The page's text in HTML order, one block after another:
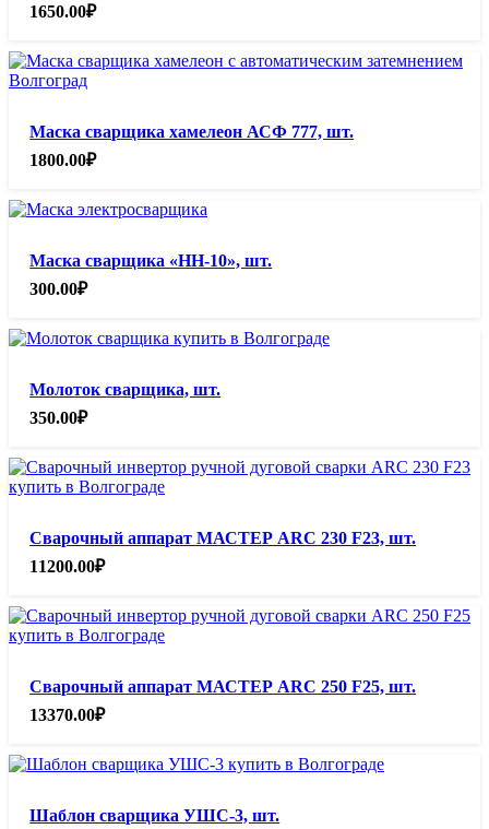
1650.00₽
Маска сварщика хамелеон АСФ 777, шт.
1800.00₽
Маска сварщика «НН-10», шт.
300.00₽
Молоток сварщика, шт.
350.00₽
Сварочный аппарат МАСТЕР ARC 230 F23, шт.
11200.00₽
Сварочный аппарат МАСТЕР ARC 250 F25, шт.
13370.00₽
Шаблон сварщика УШС-3, шт.